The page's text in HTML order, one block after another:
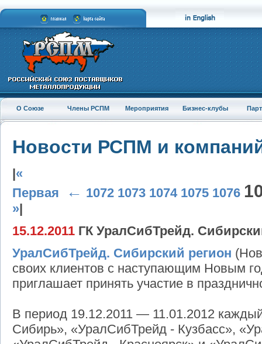
О Союзе Члены РСПМ Мероприятия Бизнес-клубы
Новости РСПМ и
«
Первая
← 1072 1073 1074 1075 1076
»
15.12.2011 ГК УралСибТрейд.
УралСибТрейд. Сибирский регион
своих клиентов с наступающим Новым
приглашает принять участие в
В период 19.12.2011 — 11.01.2012
Сибирь», «УралСибТрейд - Кузбасс»,